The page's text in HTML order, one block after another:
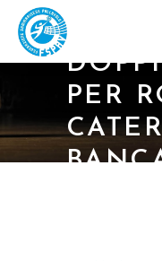
14/02/
PER